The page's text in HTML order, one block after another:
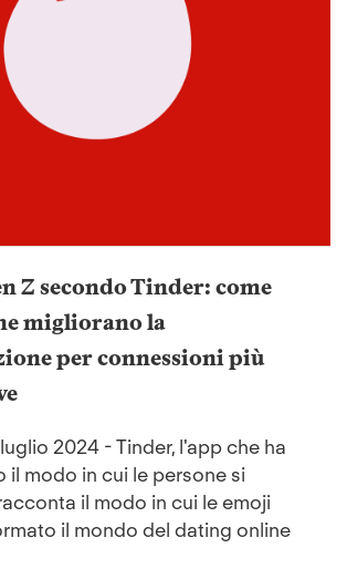
Z secondo Tinder: come
migliorano la
per connessioni più
2024 - Tinder, l'app che ha
il modo in cui le persone si
il modo in cui le emoji
il mondo del dating online